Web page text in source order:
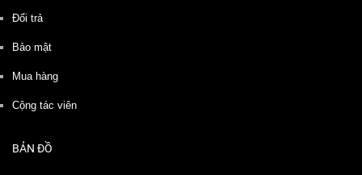
Đổi trả
Bảo mật
Mua hàng
Cộng tác viên
BẢN ĐỒ